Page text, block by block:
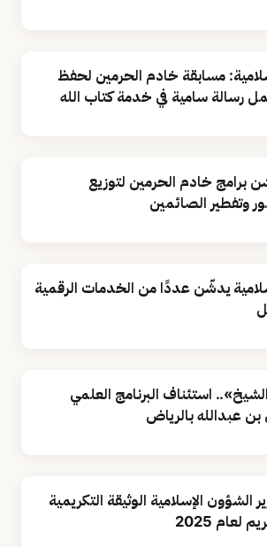
مسابقة خادم الحرمين لحفظ
رسالة سامية في خدمة كتاب الله
برامج خادم الحرمين لتوزيع
وتفطير الصائمين
يدشّن عددًا من الخدمات الرقمية
استئناف البرنامج العلمي
بن عبدالله بالرياض
الشؤون الإسلامية الوثيقة التكريمية
لعام 2025